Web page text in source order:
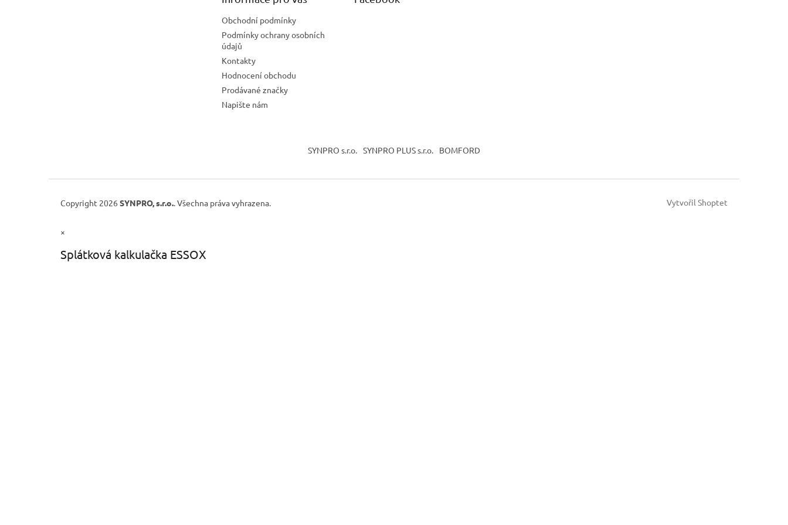
Obchodní podmínky
Podmínky ochrany osobních
údajů
Kontakty
Hodnocení obchodu
Prodávané značky
Napište nám
SYNPRO s.r.o. SYNPRO PLUS s.r.o. BOMFORD
Vytvořil Shoptet
Copyright 2026 SYNPRO, s.r.o.. Všechna práva vyhrazena.
×
Splátková kalkulačka ESSOX